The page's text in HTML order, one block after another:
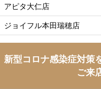
アピタ大仁店
ジョイフル本田瑞穂店
新型コロナ感染症対策
ご来